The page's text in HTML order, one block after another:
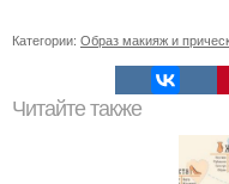
Категории: Образ макияж и
Читайте также